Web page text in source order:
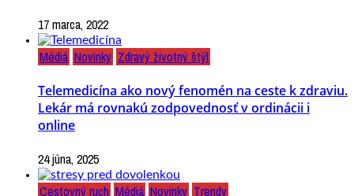
17 marca, 2022
Médiá Novinky Zdravý životný štýl
Telemedicína ako nový fenomén na ceste k zdraviu.
Lekár má rovnakú zodpovednosť v ordinácii i
online
24 júna, 2025
Cestovný ruch Médiá Novinky Trendy